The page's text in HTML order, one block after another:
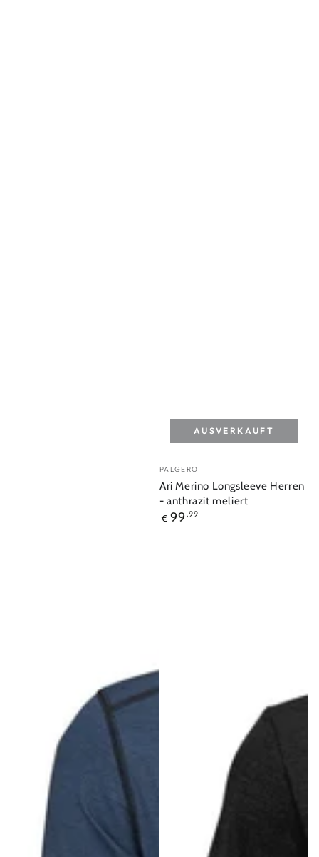
Verkäufer/in:
PALGERO
Ari Merino Longsleeve Herren
- anthrazit meliert
Regulärer
€ 99 ,99
AUSVERKAUFT